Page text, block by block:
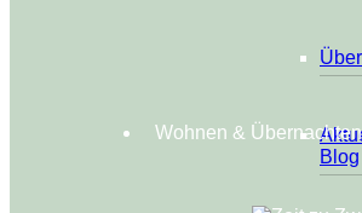
Blog
Wohnen & Übernachten